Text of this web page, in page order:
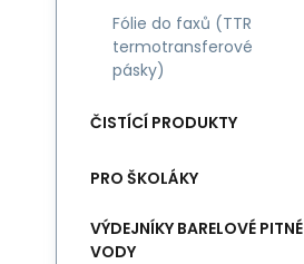
Fólie do faxů (TTR
termotransferové
pásky)
ČISTÍCÍ PRODUKTY
PRO ŠKOLÁKY
VÝDEJNÍKY BARELOVÉ PITNÉ
VODY